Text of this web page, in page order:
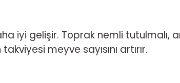
gelişir. Toprak nemli tutulmalı,
meyve sayısını artırır.